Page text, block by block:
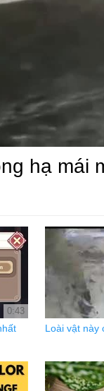
hạ mái
0:43
Loài vật này